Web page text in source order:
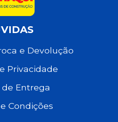
e Devolução
Privacidade
Entrega
Condições